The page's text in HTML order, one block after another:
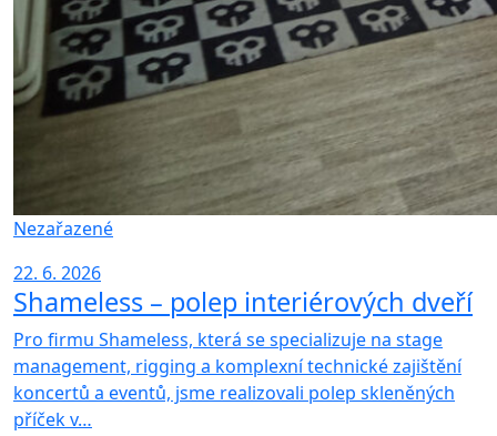
Nezařazené
22. 6. 2026
Shameless – polep interiérových dveří
Pro firmu Shameless, která se specializuje na stage
management, rigging a komplexní technické zajištění
koncertů a eventů, jsme realizovali polep skleněných
příček v…